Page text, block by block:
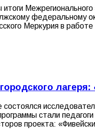
федеральному
Меркурия в
стали
проекта: